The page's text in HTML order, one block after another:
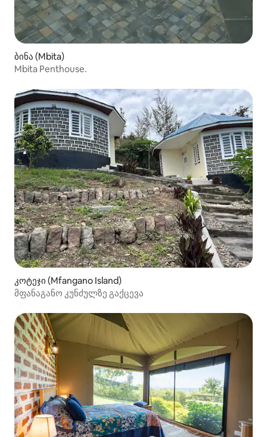
ბინა (Mbita)
Mbita Penthouse.
კოტეჯი (Mfangano Island)
მფანაგანო კუნძულზე გაქცევა